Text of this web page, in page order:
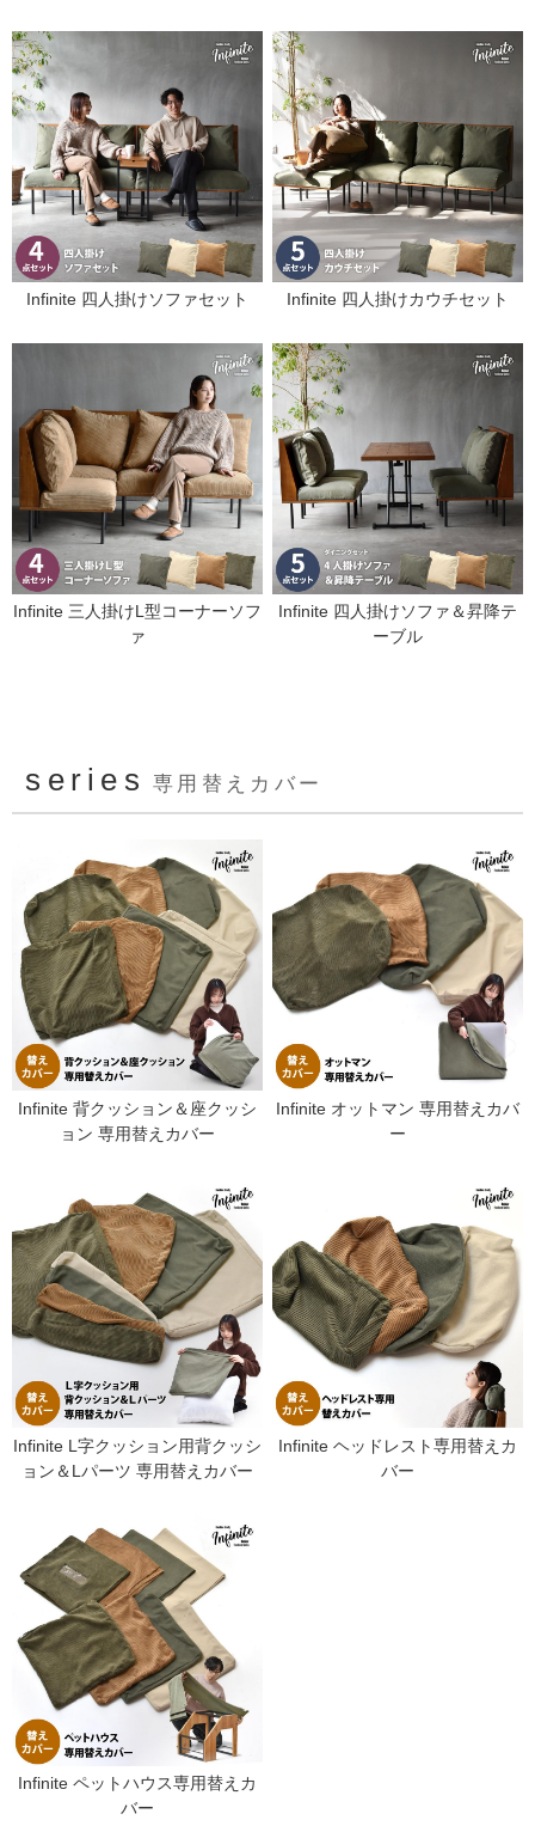
Infinite 四人掛けソファセット Infinite 四人掛けカウチセット
Infinite 三人掛けL型コーナーソフ
ァ
Infinite 四人掛けソファ＆昇降テ
ーブル
series 専用替えカバー
Infinite 背クッション＆座クッシ
ョン 専用替えカバー
Infinite オットマン 専用替えカバ
ー
Infinite L字クッション用背クッシ
ョン＆Lパーツ 専用替えカバー
Infinite ヘッドレスト専用替えカ
バー
Infinite ペットハウス専用替えカ
バー